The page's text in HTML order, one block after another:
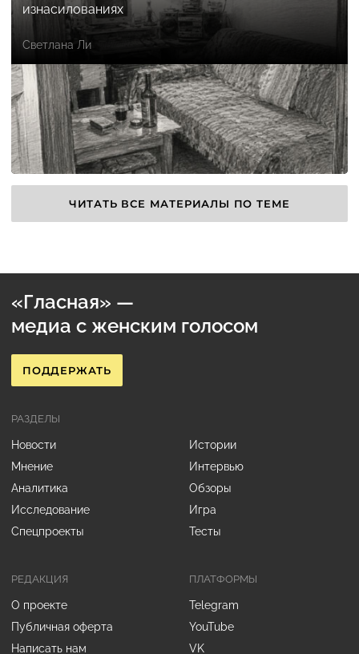
изнасилованиях
Светлана Ли
ЧИТАТЬ ВСЕ МАТЕРИАЛЫ ПО ТЕМЕ
«Гласная» —
медиа с женским голосом
ПОДДЕРЖАТЬ
РЕДАКЦИЯ
О проекте
Публичная оферта
Написать нам
РАЗДЕЛЫ
Новости
Истории
Мнение
Интервью
Аналитика
Обзоры
Исследование
Игра
Спецпроекты
Тесты
ПЛАТФОРМЫ
Telegram
YouTube
VK